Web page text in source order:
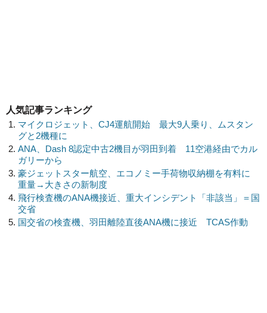
人気記事ランキング
マイクロジェット、CJ4運航開始 最大9人乗り、ムスタン
グと2機種に
ANA、Dash 8認定中古2機目が羽田到着 11空港経由でカル
ガリーから
豪ジェットスター航空、エコノミー手荷物収納棚を有料に
重量→大きさの新制度
飛行検査機のANA機接近、重大インシデント「非該当」＝国
交省
国交省の検査機、羽田離陸直後ANA機に接近 TCAS作動